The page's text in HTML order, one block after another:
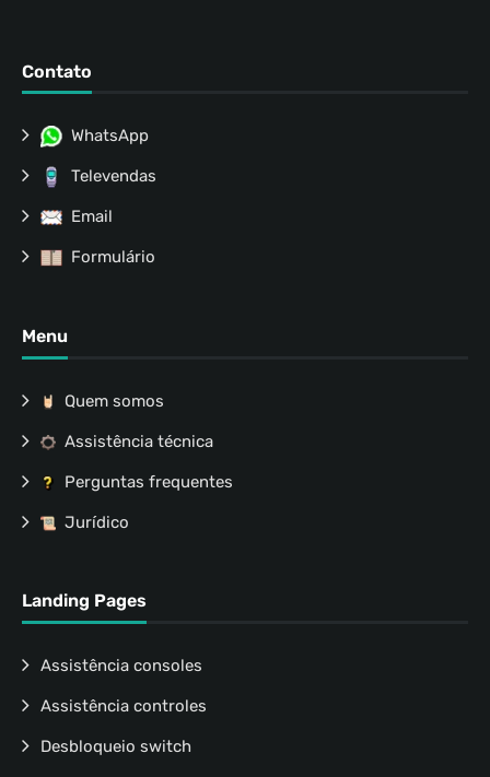
Contato
WhatsApp
Televendas
Email
Formulário
Menu
Quem somos
Assistência técnica
Perguntas frequentes
Jurídico
Landing Pages
Assistência consoles
Assistência controles
Desbloqueio switch